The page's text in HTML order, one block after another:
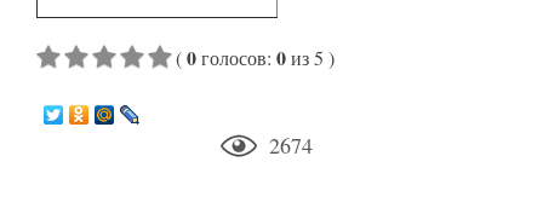
(0голосов: 0из 5 )
2674